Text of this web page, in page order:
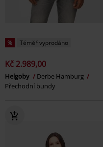
% Téměř vyprodáno
Kč 2.989,00
Helgoby
Derbe Hamburg
Přechodní bundy